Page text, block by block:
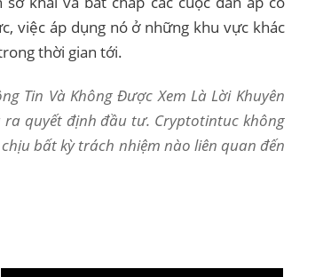
việc áp dụng nó ở những khu vực khác
thời gian tới.
Tin Và Không Được Xem Là Lời Khuyên
quyết định đầu tư. Cryptotintuc không
bất kỳ trách nhiệm nào liên quan đến